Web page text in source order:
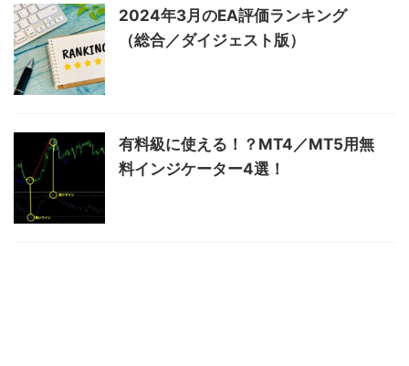
2024年3月のEA評価ランキング
（総合／ダイジェスト版）
有料級に使える！？MT4／MT5用無
料インジケーター4選！